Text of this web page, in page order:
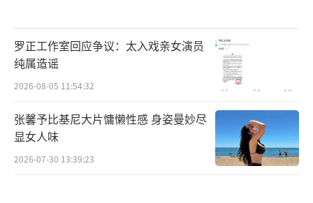
罗正工作室回应争议：太入戏亲女演员
纯属造谣
2026-08-05 11:54:32
张馨予比基尼大片慵懒性感 身姿曼妙尽
显女人味
2026-07-30 13:39:23